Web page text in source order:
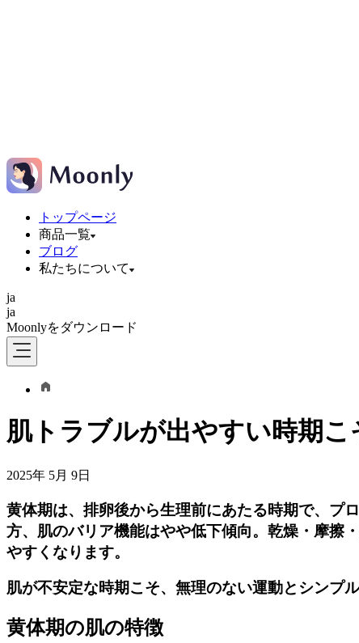
トップページ
商品一覧
ブログ
私たちについて
ja
ja
Moonlyをダウンロード
肌トラブルが出やすい時期
2025年 5月 9日
黄体期は、排卵後から生理前にあたる時期で、プ
方、肌のバリア機能はやや低下傾向。乾燥・摩擦
やすくなります。
肌が不安定な時期こそ、無理のない運動とシンプ
黄体期の肌の特徴